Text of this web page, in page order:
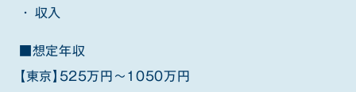
収入
■想定年収
【東京】525万円～1050万円